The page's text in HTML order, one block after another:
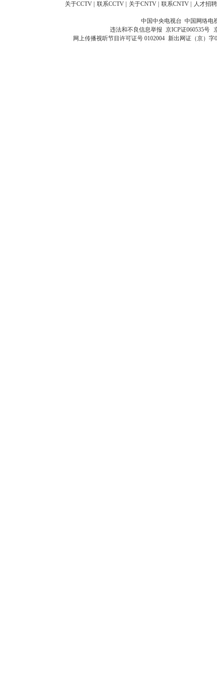
关于CCTV 联系CCTV 关于CNTV 联系CNTV 人才招聘
中国中央电视台 中国网络电
违法和不良信息举报 京ICP证060535号
网上传播视听节目许可证号 0102004 新出网证（京）